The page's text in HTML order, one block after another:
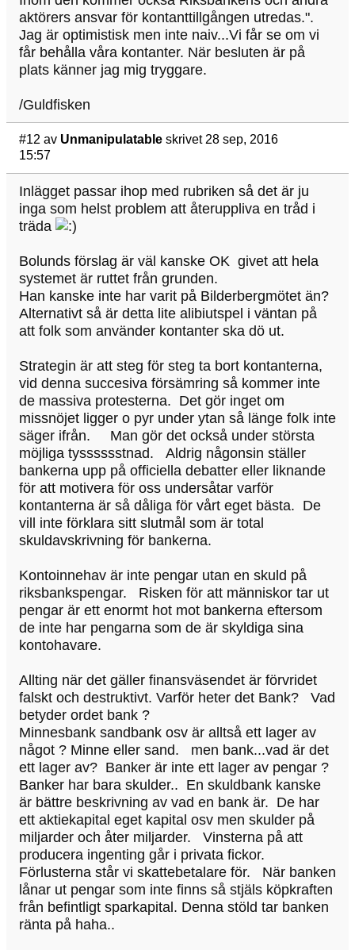
aktörers ansvar för kontanttillgången utredas.".
Jag är optimistisk men inte naiv...Vi får se om vi
får behålla våra kontanter. När besluten är på
plats känner jag mig tryggare.
/Guldfisken
#12 av Unmanipulatable skrivet 28 sep, 2016
15:57
Inlägget passar ihop med rubriken så det är ju
inga som helst problem att återuppliva en tråd i
träda
Bolunds förslag är väl kanske OK givet att hela
systemet är ruttet från grunden.
Han kanske inte har varit på Bilderbergmötet än?
Alternativt så är detta lite alibiutspel i väntan på
att folk som använder kontanter ska dö ut.
Strategin är att steg för steg ta bort kontanterna,
vid denna succesiva försämring så kommer inte
de massiva protesterna. Det gör inget om
missnöjet ligger o pyr under ytan så länge folk inte
säger ifrån. Man gör det också under största
möjliga tysssssstnad. Aldrig någonsin ställer
bankerna upp på officiella debatter eller liknande
för att motivera för oss undersåtar varför
kontanterna är så dåliga för vårt eget bästa. De
vill inte förklara sitt slutmål som är total
skuldavskrivning för bankerna.
Kontoinnehav är inte pengar utan en skuld på
riksbankspengar. Risken för att människor tar ut
pengar är ett enormt hot mot bankerna eftersom
de inte har pengarna som de är skyldiga sina
kontohavare.
Allting när det gäller finansväsendet är förvridet
falskt och destruktivt. Varför heter det Bank? Vad
betyder ordet bank ?
Minnesbank sandbank osv är alltså ett lager av
något ? Minne eller sand. men bank...vad är det
ett lager av? Banker är inte ett lager av pengar ?
Banker har bara skulder.. En skuldbank kanske
är bättre beskrivning av vad en bank är. De har
ett aktiekapital eget kapital osv men skulder på
miljarder och åter miljarder. Vinsterna på att
producera ingenting går i privata fickor.
Förlusterna står vi skattebetalare för. När banken
lånar ut pengar som inte finns så stjäls köpkraften
från befintligt sparkapital. Denna stöld tar banken
ränta på haha..